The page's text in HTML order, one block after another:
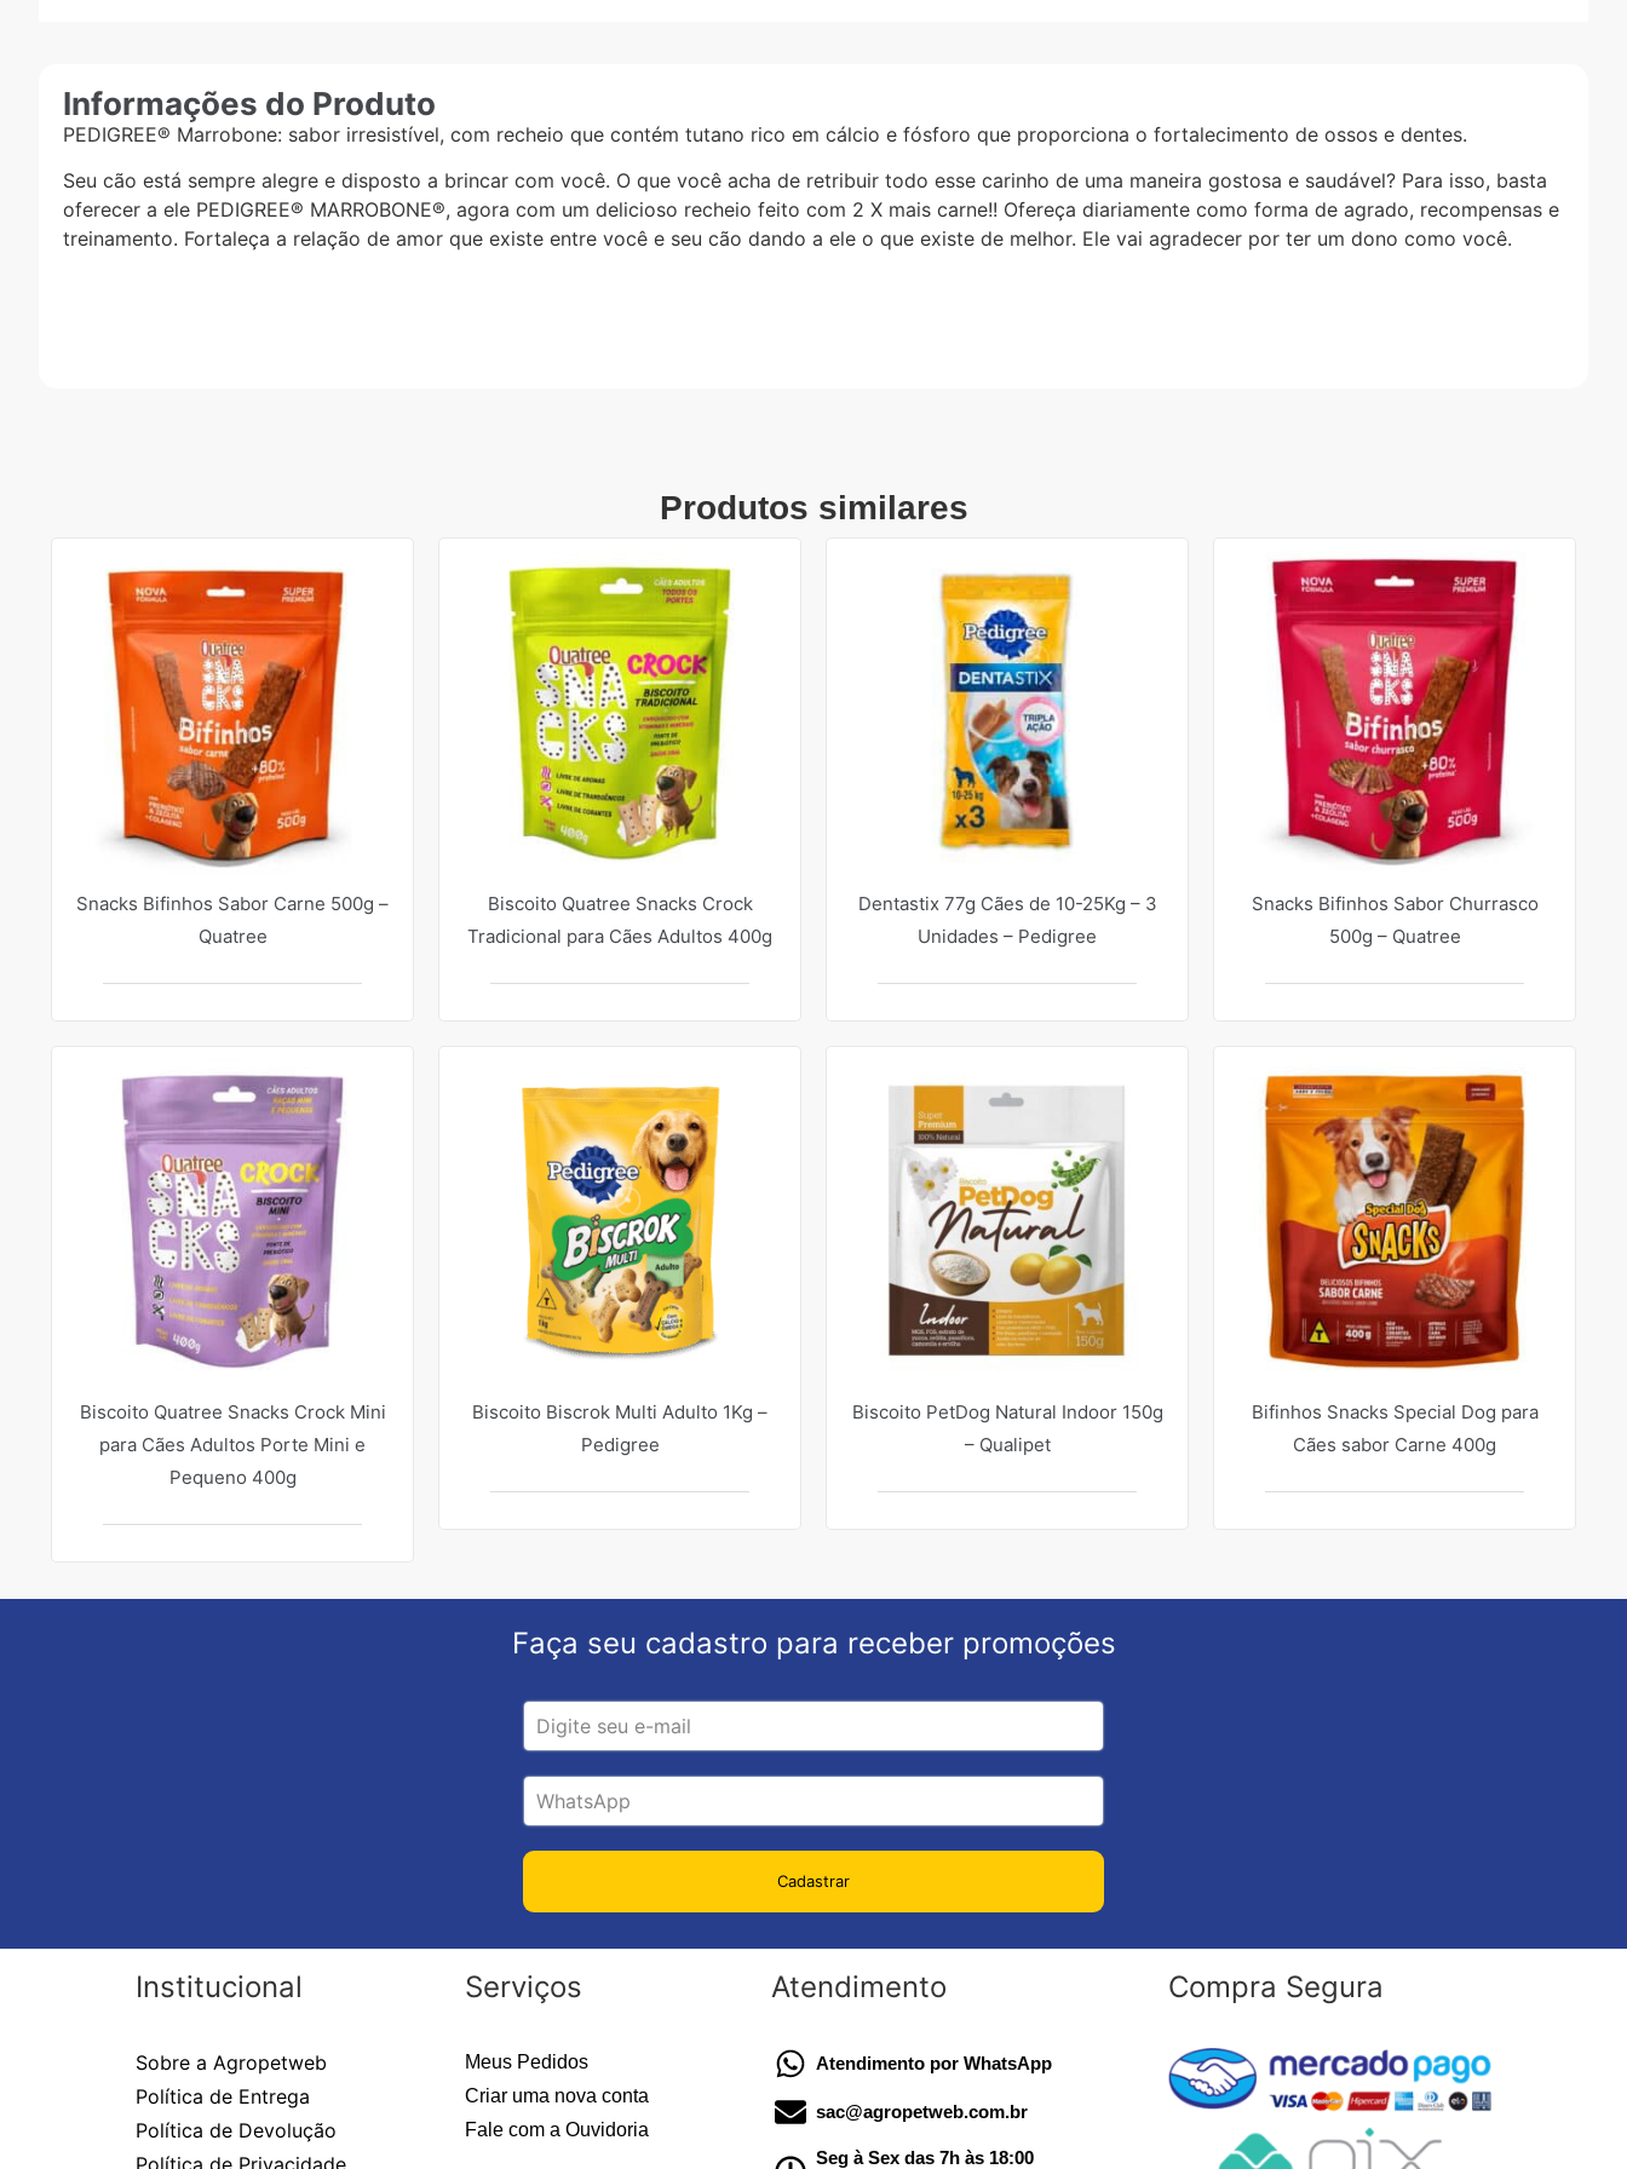
Informações do Produto
PEDIGREE® Marrobone: sabor irresistível, com recheio que contém tutano rico em cálcio e fósforo que proporciona o fortalecimento de ossos e dentes.
Seu cão está sempre alegre e disposto a brincar com você. O que você acha de retribuir todo esse carinho de uma maneira gostosa e saudável? Para isso, basta
oferecer a ele PEDIGREE® MARROBONE®, agora com um delicioso recheio feito com 2 X mais carne!! Ofereça diariamente como forma de agrado, recompensas e
treinamento. Fortaleça a relação de amor que existe entre você e seu cão dando a ele o que existe de melhor. Ele vai agradecer por ter um dono como você.
Produtos similares
Snacks Bifinhos Sabor Carne 500g –
Quatree
Biscoito Quatree Snacks Crock
Tradicional para Cães Adultos 400g
Dentastix 77g Cães de 10-25Kg – 3
Unidades – Pedigree
Snacks Bifinhos Sabor Churrasco
500g – Quatree
Biscoito Quatree Snacks Crock Mini
para Cães Adultos Porte Mini e
Pequeno 400g
Biscoito Biscrok Multi Adulto 1Kg –
Pedigree
Biscoito PetDog Natural Indoor 150g
– Qualipet
Bifinhos Snacks Special Dog para
Cães sabor Carne 400g
Faça seu cadastro para receber promoções
Cadastrar
Institucional
Sobre a Agropetweb
Política de Entrega
Política de Devolução
Serviços
Meus Pedidos
Criar uma nova conta
Fale com a Ouvidoria
Atendimento
Atendimento por WhatsApp
sac@agropetweb.com.br
Seg à Sex das 7h às 18:00
Compra Segura